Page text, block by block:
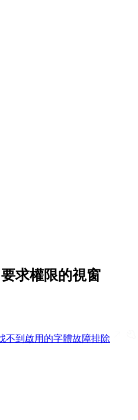
求權限的視窗
不到啟用的字體故障排除